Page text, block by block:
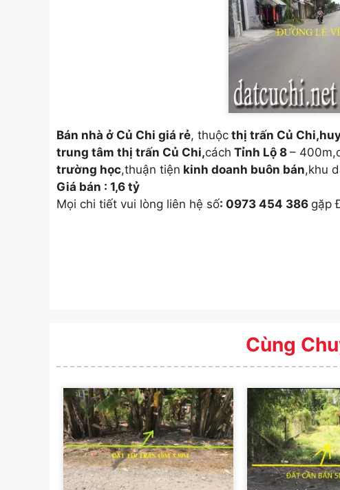
Bán nhà ở Củ Chi giá rẻ, thuộc thị trấn Củ
trung tâm thị trấn Củ Chi,cách Tỉnh Lộ 8 –
trường học,thuận tiện kinh doanh buôn bán,khu
Giá bán : 1,6 tỷ
Mọi chi tiết vui lòng liên hệ số: 0973 454 386 gặp
Cùng